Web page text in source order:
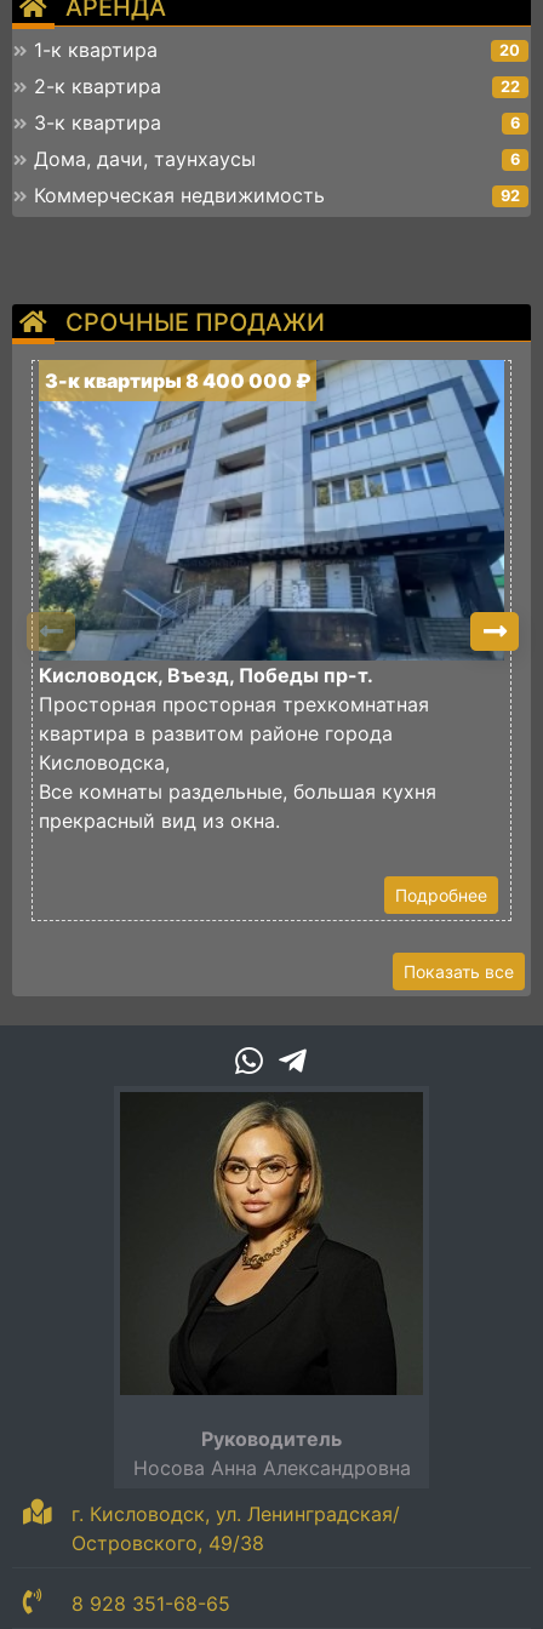
АРЕНДА
1-к квартира 20
2-к квартира 22
3-к квартира 6
Дома, дачи, таунхаусы 6
Коммерческая недвижимость 92
СРОЧНЫЕ ПРОДАЖИ
3-к квартиры 8 400 000 ₽
Кисловодск, Въезд, Победы пр-т.
Просторная просторная трехкомнатная
квартира в развитом районе города
Кисловодска,
Все комнаты раздельные, большая кухня
прекрасный вид из окна.
Подробнее
Показать все
г. Кисловодск, ул. Ленинградская/
Островского, 49/38
8 928 351-68-65
Руководитель
Носова Анна Александровна